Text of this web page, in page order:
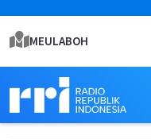
MEULABOH